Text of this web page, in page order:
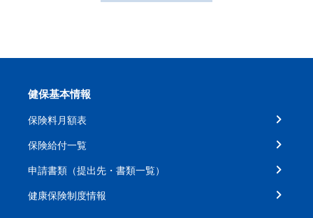
健保基本情報
保険料月額表
保険給付一覧
申請書類（提出先・書類一覧）
健康保険制度情報